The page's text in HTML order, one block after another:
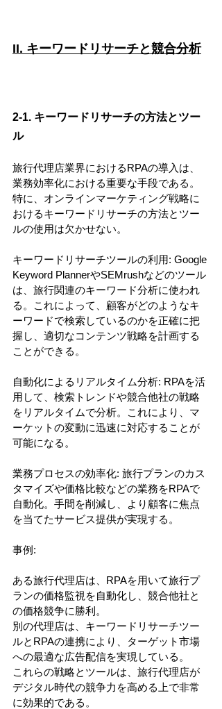
II. キーワードリサーチと競合分析
2-1. キーワードリサーチの方法とツー
ル
旅行代理店業界におけるRPAの導入は、
業務効率化における重要な手段である。
特に、オンラインマーケティング戦略に
おけるキーワードリサーチの方法とツー
ルの使用は欠かせない。
キーワードリサーチツールの利用: Google
Keyword PlannerやSEMrushなどのツール
は、旅行関連のキーワード分析に使われ
る。これによって、顧客がどのようなキ
ーワードで検索しているのかを正確に把
握し、適切なコンテンツ戦略を計画する
ことができる。
自動化によるリアルタイム分析: RPAを活
用して、検索トレンドや競合他社の戦略
をリアルタイムで分析。これにより、マ
ーケットの変動に迅速に対応することが
可能になる。
業務プロセスの効率化: 旅行プランのカス
タマイズや価格比較などの業務をRPAで
自動化。手間を削減し、より顧客に焦点
を当てたサービス提供が実現する。
事例:
ある旅行代理店は、RPAを用いて旅行プ
ランの価格監視を自動化し、競合他社と
の価格競争に勝利。
別の代理店は、キーワードリサーチツー
ルとRPAの連携により、ターゲット市場
への最適な広告配信を実現している。
これらの戦略とツールは、旅行代理店が
デジタル時代の競争力を高める上で非常
に効果的である。